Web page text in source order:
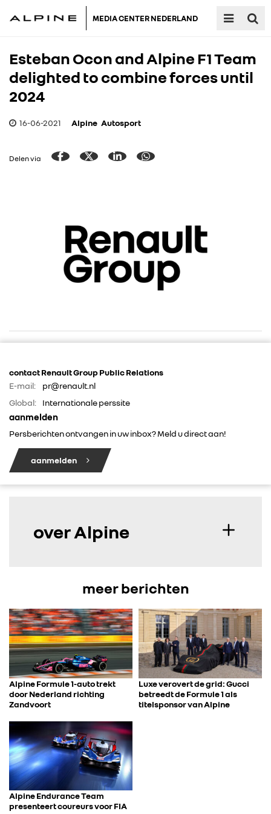
MEDIA CENTER NEDERLAND
RENAULT GROUP
RENAULT
DACIA
ALPINE
ALLIANCE
Esteban Ocon and Alpine F1 Team
delighted to combine forces until
2024
16-06-2021 Alpine Autosport
Delen via
contact Renault Group Public Relations
E-mail:
pr@renault.nl
Global:
Internationale perssite
aanmelden
Persberichten ontvangen in uw inbox? Meld u direct aan!
aanmelden
over Alpine
meer berichten
Alpine Formule 1-auto trekt
door Nederland richting
Zandvoort
Luxe verovert de grid: Gucci
betreedt de Formule 1 als
titelsponsor van Alpine
Alpine Endurance Team
presenteert coureurs voor FIA